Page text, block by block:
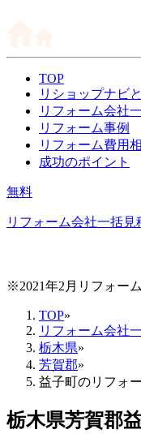
TOP
リショップナビ
リフォーム会社
リフォーム事例
リフォーム費用
成功のポイント
無料
リフォーム会社一括見
※2021年2月リフォー
TOP»
リフォーム会社
栃木県»
芳賀郡»
益子町のリフォ
栃木県芳賀郡